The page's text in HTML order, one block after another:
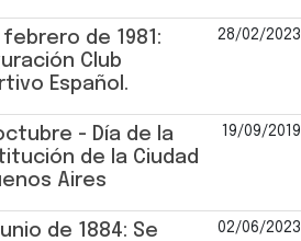
febrero de 1981:
Club
Español.
28/02/2023
- Día de la
de la Ciudad
Aires
19/09/2019
de 1884: Se
02/06/2023